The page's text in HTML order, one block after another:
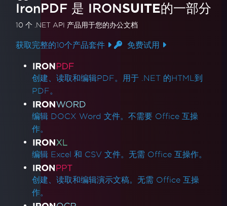
IronPDF 是 IRONSUITE的一部分
10 个 .NET API 产品 用于您的办公文档
获取完整的10个产品套件 免费试用
产品链接
创建、读取和编辑PDF。用于 .NET 的HTML到
PDF。
编辑 DOCX Word 文件。不需要 Office 互操
作。
编辑 Excel 和 CSV 文件。无需 Office 互操作。
创建、读取和编辑演示文稿。无需 Office 互操
作。